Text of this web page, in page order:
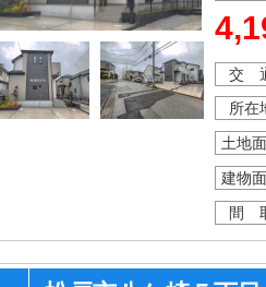
建
価書
フラ
交
所在
土地
建物
間